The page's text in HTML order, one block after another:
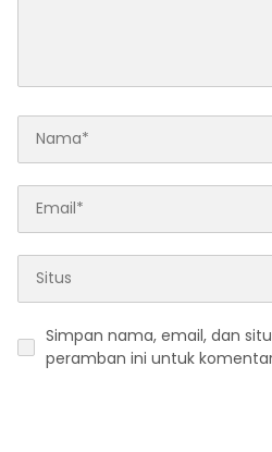
Simpan nama, email, dan
peramban ini untuk